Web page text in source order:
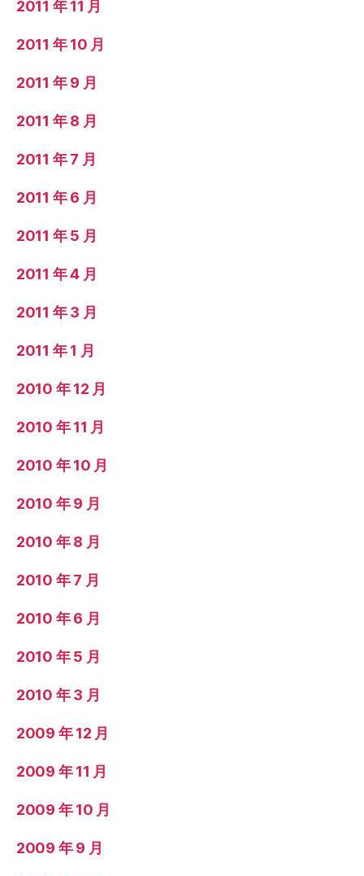
2011 年 11 月
2011 年 10 月
2011 年 9 月
2011 年 8 月
2011 年 7 月
2011 年 6 月
2011 年 5 月
2011 年 4 月
2011 年 3 月
2011 年 1 月
2010 年 12 月
2010 年 11 月
2010 年 10 月
2010 年 9 月
2010 年 8 月
2010 年 7 月
2010 年 6 月
2010 年 5 月
2010 年 3 月
2009 年 12 月
2009 年 11 月
2009 年 10 月
2009 年 9 月